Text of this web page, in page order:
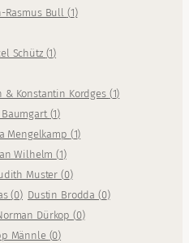
Rasmus Bull (1)
Schütz (1)
& Konstantin Kordges (1)
Baumgart(1)
Mengelkamp (1)
Wilhelm(1)
Muster (0)
(0) Dustin Brodda (0)
Dürkop (0)
Männle (0)